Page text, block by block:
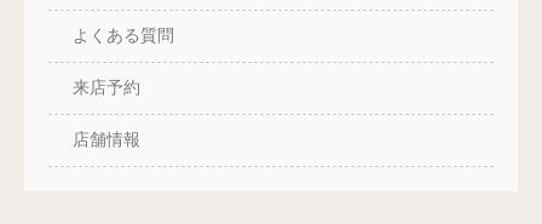
よくある質問
来店予約
店舗情報